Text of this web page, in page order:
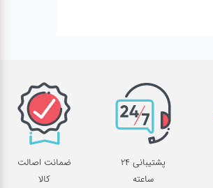
پشتیبانی 24
ساعته
ضمانت اصالت
کالا